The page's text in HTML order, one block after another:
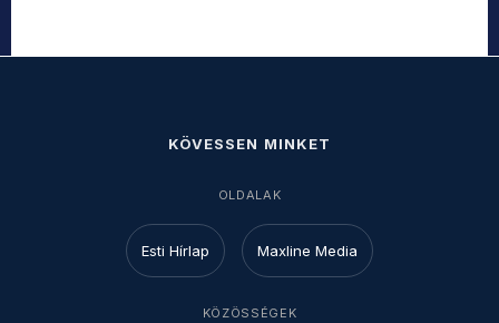
KÖVESSEN MINKET
OLDALAK
Esti Hírlap Maxline Media
KÖZÖSSÉGEK